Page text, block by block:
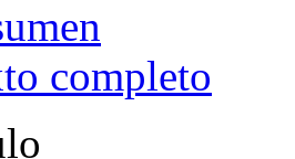
completo